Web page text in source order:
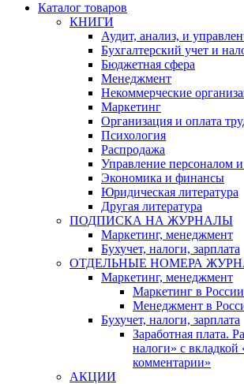
Каталог товаров
КНИГИ
Аудит, анализ, и
Бухгалтерский учет и
Бюджетная сфера
Менеджмент
Некоммерческие
Маркетинг
Организация и оплата
Психология
Распродажа
Управление персоналом и
Экономика и финансы
Юридическая литература
Другая литература
ПОДПИСКА НА ЖУРНАЛЫ
Маркетинг, менеджмент
Бухучет, налоги, зарплата
ОТДЕЛЬНЫЕ НОМЕРА
Маркетинг, менеджмент
Маркетинг в
Менеджмент в
Бухучет, налоги, зарплата
Заработная плата.
налоги» с
комментарии»
АКЦИИ